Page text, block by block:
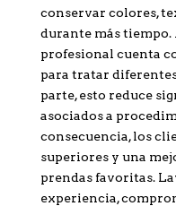
conservar colores,
durante más
profesional cuenta
para tratar
parte, esto reduce
asociados a
consecuencia, los
superiores y una
prendas favoritas.
experiencia,